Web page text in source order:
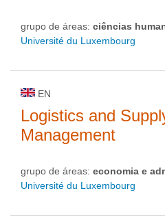
grupo de áreas: ciências
Université du Luxembourg
EN
Logistics and
Management
grupo de áreas: economia e
Université du Luxembourg